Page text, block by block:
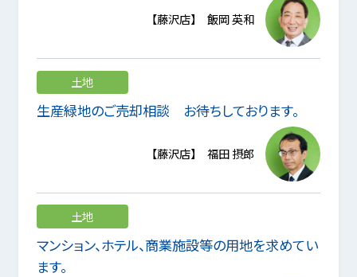
【藤沢店】 飯岡 英和
土地
生産緑地のご売却相談 お待ちしております。
【藤沢店】 福田 摂郎
土地
マンション、ホテル、商業施設等の用地を求めてい
ます。